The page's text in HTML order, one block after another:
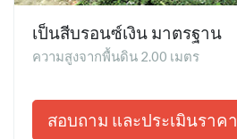
เป็นสีบรอนซ์เงิน มาตรฐาน
ความสูงจากพื้นดิน 2.00 เมตร
สอบถาม และประเมินราคา